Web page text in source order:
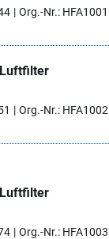
Org.-Nr.: HFA1001
Luftfilter
Org.-Nr.: HFA1002
Luftfilter
Org.-Nr.: HFA1003